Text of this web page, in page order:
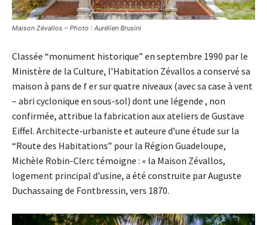
Maison Zévallos – Photo : Aurélien Brusini
Classée “monument historique” en septembre 1990 par le
Ministère de la Culture, l’Habitation Zévallos a conservé sa
maison à pans de f er sur quatre niveaux (avec sa case à vent
– abri cyclonique en sous-sol) dont une légende , non
confirmée, attribue la fabrication aux ateliers de Gustave
Eiffel. Architecte-urbaniste et auteure d’une étude sur la
“Route des Habitations” pour la Région Guadeloupe,
Michèle Robin-Clerc témoigne : « la Maison Zévallos,
logement principal d’usine, a été construite par Auguste
Duchassaing de Fontbressin, vers 1870.